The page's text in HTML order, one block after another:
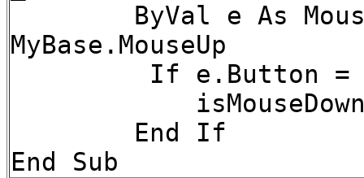
ByVal e As
MyBase.MouseUp
If e.Button =
isMouseDown
End If
End Sub